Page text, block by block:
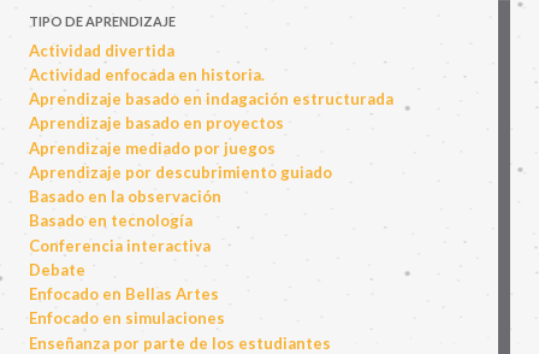
TIPO DE APRENDIZAJE
Actividad divertida
Actividad enfocada en historia.
Aprendizaje basado en indagación estructurada
Aprendizaje basado en proyectos
Aprendizaje mediado por juegos
Aprendizaje por descubrimiento guiado
Basado en la observación
Basado en tecnología
Conferencia interactiva
Debate
Enfocado en Bellas Artes
Enfocado en simulaciones
Enseñanza por parte de los estudiantes